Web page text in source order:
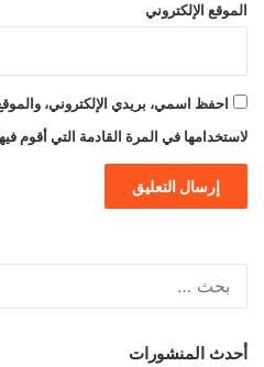
الموقع الإلكتروني
احفظ اسمي، بريدي الإلكتروني،
لاستخدامها في المرة القادمة التي أقوم
أحدث المنشورات